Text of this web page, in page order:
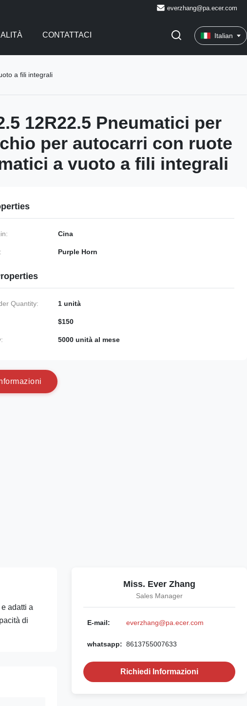
everzhang@pa.ecer.com
CONTATTACI Italian
a fili integrali
12R22.5 Pneumatici per
per autocarri con ruote
a vuoto a fili integrali
Cina
Purple Horn
Quantity: 1 unità
$150
5000 unità al mese
formazioni
adatti a
di
Miss. Ever Zhang
Sales Manager
E-mail: everzhang@pa.ecer.com
whatsapp: 8613755007633
Richiedi Informazioni